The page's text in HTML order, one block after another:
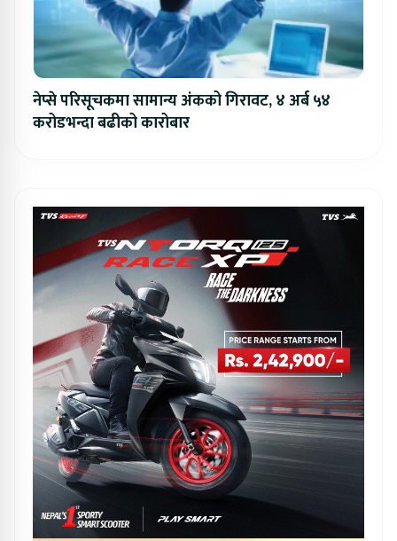
नेप्से परिसूचकमा सामान्य अंकको गिरावट, ४ अर्ब ५४
करोडभन्दा बढीको कारोबार